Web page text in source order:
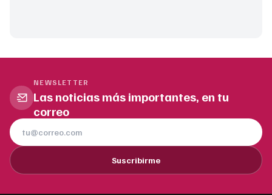
NEWSLETTER
Las noticias más importantes, en tu
correo
Suscribirme